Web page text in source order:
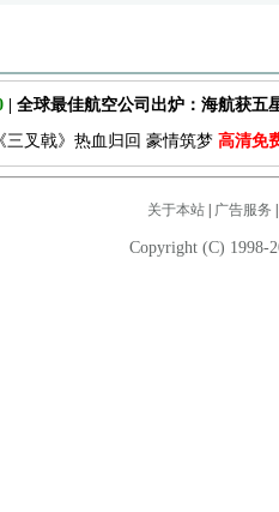
| 全球最佳航空公司出炉：海航获五
叉戟》热血归回 豪情筑梦 高清免
关于本站| 广告服务
Copyright (C) 1998-